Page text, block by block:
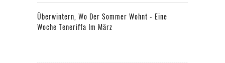
Überwintern, Wo Der Sommer Wohnt - Eine
Woche Teneriffa Im März